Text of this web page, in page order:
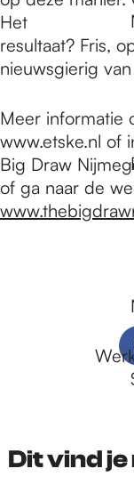
Het
resultaat? Fris,
nieuwsgierig
Meer informatie
www.etske.nl of
Big Draw
of ga naar de
Dit vind